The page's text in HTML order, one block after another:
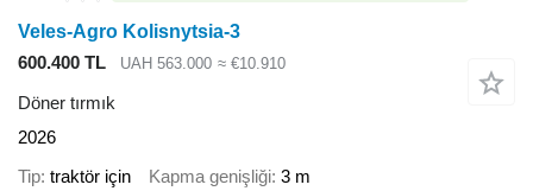
Veles-Agro Kolisnytsia-3
600.400 TL
UAH 563.000 ≈ €10.910
Döner tırmık
2026
Tip traktör için Kapma genişliği 3 m